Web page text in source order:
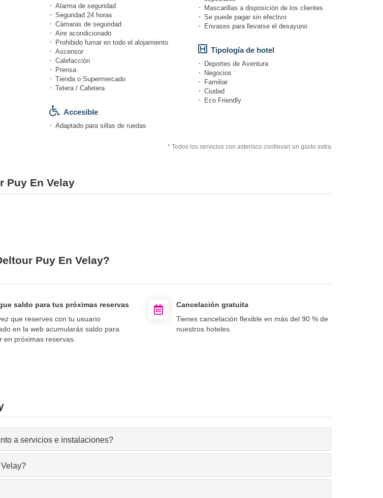
Alarma de seguridad
Seguridad 24 horas
Cámaras de seguridad
Aire acondicionado
Prohibido fumar en todo el alojamiento
Ascensor
Calefacción
Prensa
Tienda o Supermercado
Tetera / Cafetera
Accesible
Adaptado para sillas de ruedas
Mascarillas a disposición de los clientes
Se puede pagar sin efectivo
Envases para llevarse el desayuno
Tipología de hotel
Deportes de Aventura
Negocios
Familiar
Ciudad
Eco Friendly
* Todos los servicios con asterisco conllevan un gasto extra
Puy En Velay
Puy En Velay?
saldo para tus próximas reservas
que reserves con tu usuario
en la web acumularás saldo para
en próximas reservas.
Cancelación gratuita
Tienes cancelación flexible en más del 90 % de
nuestros hoteles.
a servicios e instalaciones?